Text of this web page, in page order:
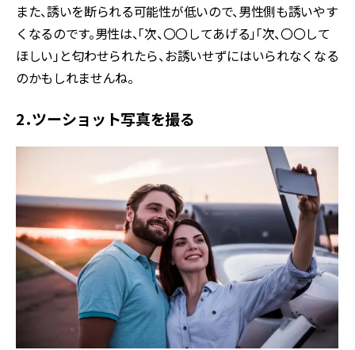
また、誘いを断られる可能性が低いので、男性側も誘いやす
くなるのです。男性は、「次、〇〇してあげる」「次、〇〇して
ほしい」と匂わせられたら、お誘いせずにはいられなくなる
のかもしれませんね。
2．ツーショット写真を撮る